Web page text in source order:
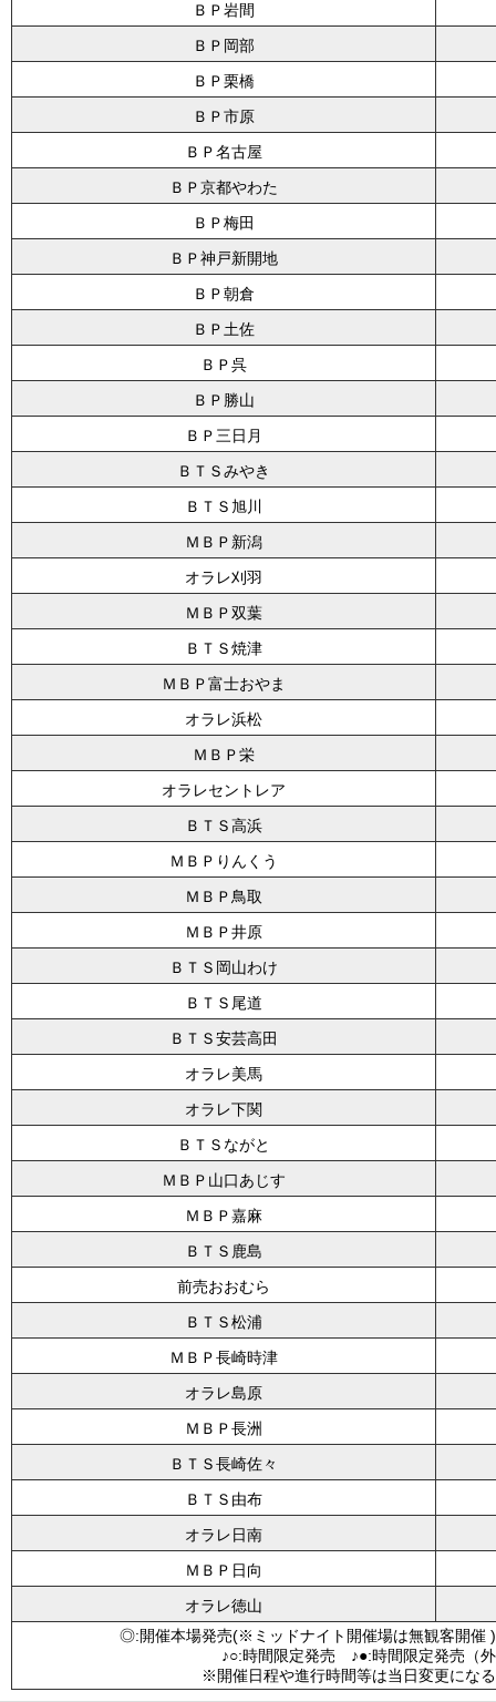
ＢＰ岩間
ＢＰ岡部
ＢＰ栗橋
ＢＰ市原
ＢＰ名古屋
ＢＰ京都やわた
ＢＰ梅田
ＢＰ神戸新開地
ＢＰ朝倉
ＢＰ土佐
ＢＰ呉
ＢＰ勝山
ＢＰ三日月
ＢＴＳみやき
ＢＴＳ旭川
ＭＢＰ新潟
オラレ刈羽
ＭＢＰ双葉
ＢＴＳ焼津
ＭＢＰ富士おやま
オラレ浜松
ＭＢＰ栄
オラレセントレア
ＢＴＳ高浜
ＭＢＰりんくう
ＭＢＰ鳥取
ＭＢＰ井原
ＢＴＳ岡山わけ
ＢＴＳ尾道
ＢＴＳ安芸高田
オラレ美馬
オラレ下関
ＢＴＳながと
ＭＢＰ山口あじす
ＭＢＰ嘉麻
ＢＴＳ鹿島
前売おおむら
ＢＴＳ松浦
ＭＢＰ長崎時津
オラレ島原
ＭＢＰ長洲
ＢＴＳ長崎佐々
ＢＴＳ由布
オラレ日南
ＭＢＰ日向
オラレ徳山
◎:開催本場発売(※ミッドナイト開催場は無観客
♪○:時間限定発売 ♪●:時間限定発売
※開催日程や進行時間等は当日変更にな